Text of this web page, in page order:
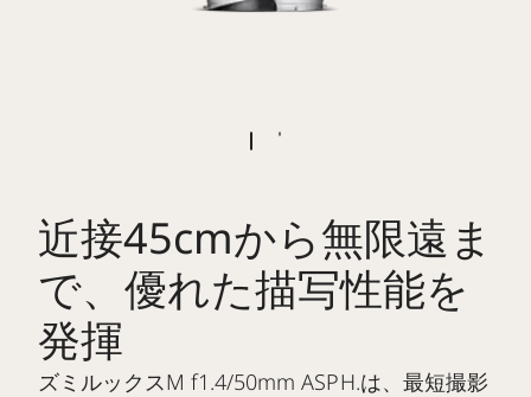
近接45cmから無限遠ま
で、優れた描写性能を
発揮
ズミルックスM f1.4/50mm ASPH.は、最短撮影